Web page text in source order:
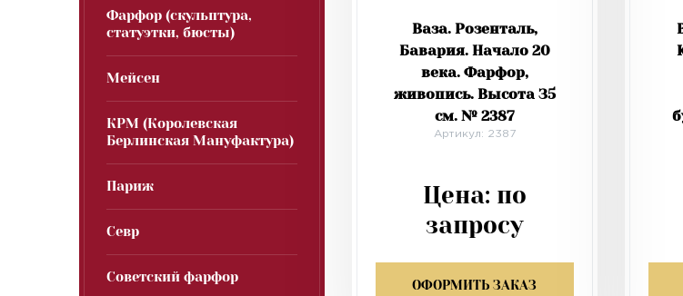
Фарфор (скульптура,
статуэтки, бюсты)
Мейсен
КРМ (Королевская
Берлинская Мануфактура)
Париж
Севр
Советский фарфор
Ваза. Розенталь,
Бавария. Начало 20
века. Фарфор,
живопись. Высота З5
см. № 2387
Артикул: 2387
Цена: по
запросу
ОФОРМИТЬ ЗАКАЗ